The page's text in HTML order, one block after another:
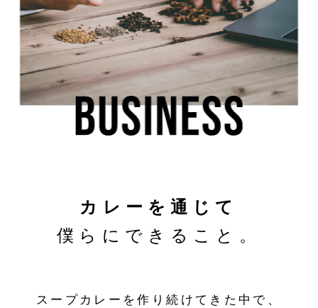
カレーを通じて
僕らにできること。
スープカレーを作り続けてきた中で、